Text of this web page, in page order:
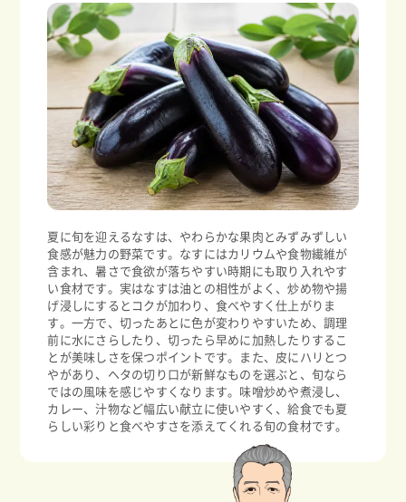
夏に旬を迎えるなすは、やわらかな果肉とみずみずしい
食感が魅力の野菜です。なすにはカリウムや食物繊維が
含まれ、暑さで食欲が落ちやすい時期にも取り入れやす
い食材です。実はなすは油との相性がよく、炒め物や揚
げ浸しにするとコクが加わり、食べやすく仕上がりま
す。一方で、切ったあとに色が変わりやすいため、調理
前に水にさらしたり、切ったら早めに加熱したりするこ
とが美味しさを保つポイントです。また、皮にハリとつ
やがあり、ヘタの切り口が新鮮なものを選ぶと、旬なら
ではの風味を感じやすくなります。味噌炒めや煮浸し、
カレー、汁物など幅広い献立に使いやすく、給食でも夏
らしい彩りと食べやすさを添えてくれる旬の食材です。